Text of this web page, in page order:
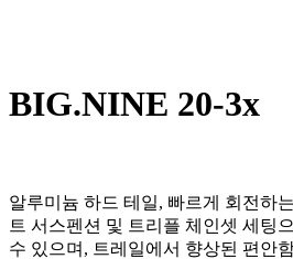
BIG.NINE 20-3x
알루미늄 하드 테일, 빠르게 회전하
트 서스펜션 및 트리플 체인셋 세팅
수 있으며, 트레일에서 향상된 편안